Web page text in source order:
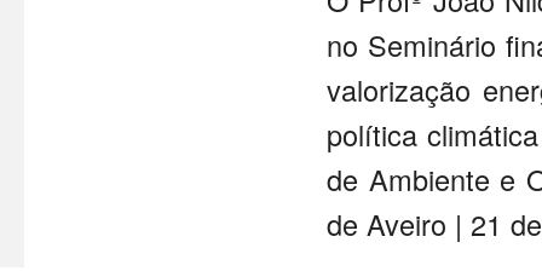
no Seminário
valorização
política
de Ambiente e
de Aveiro | 21